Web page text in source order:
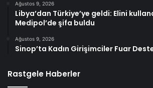
Ağustos 9, 2026
Libya’dan Türkiye’ye geldi: Elini
Medipol’de şifa buldu
Ağustos 9, 2026
Sinop’ta Kadın Girişimciler Fuar
Rastgele Haberler